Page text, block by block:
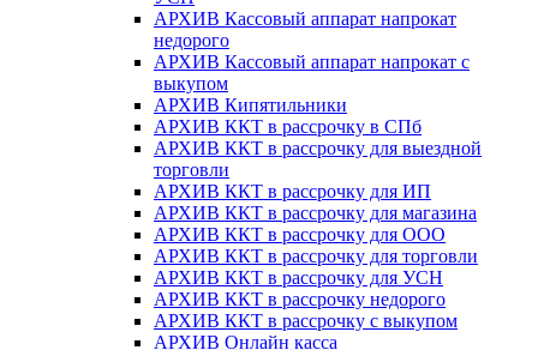
АРХИВ Кассовый аппарат напрокат
недорого
АРХИВ Кассовый аппарат напрокат с
выкупом
АРХИВ Кипятильники
АРХИВ ККТ в рассрочку в СПб
АРХИВ ККТ в рассрочку для выездной
торговли
АРХИВ ККТ в рассрочку для ИП
АРХИВ ККТ в рассрочку для магазина
АРХИВ ККТ в рассрочку для ООО
АРХИВ ККТ в рассрочку для торговли
АРХИВ ККТ в рассрочку для УСН
АРХИВ ККТ в рассрочку недорого
АРХИВ ККТ в рассрочку с выкупом
АРХИВ Онлайн касса